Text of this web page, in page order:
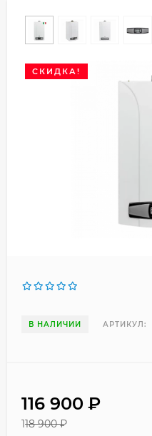
СКИДКА!
В НАЛИЧИИ АРТИКУЛ:
116 900 ₽
118 900 ₽